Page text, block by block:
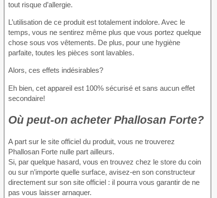
tout risque d’allergie.
L’utilisation de ce produit est totalement indolore. Avec le
temps, vous ne sentirez même plus que vous portez quelque
chose sous vos vêtements. De plus, pour une hygiène
parfaite, toutes les pièces sont lavables.
Alors, ces effets indésirables?
Eh bien, cet appareil est 100% sécurisé et sans aucun effet
secondaire!
Où peut-on acheter Phallosan Forte?
A part sur le site officiel du produit, vous ne trouverez
Phallosan Forte nulle part ailleurs.
Si, par quelque hasard, vous en trouvez chez le store du coin
ou sur n’importe quelle surface, avisez-en son constructeur
directement sur son site officiel : il pourra vous garantir de ne
pas vous laisser arnaquer.